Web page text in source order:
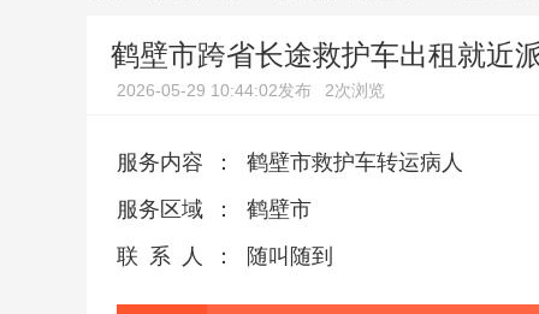
鹤壁市跨省长途救护车出租就近
2026-05-29 10:44:02发布 2次浏览
服务内容 ：
鹤壁市救护车转运病人
服务区域
：
鹤壁市
联系人
： 随叫随到